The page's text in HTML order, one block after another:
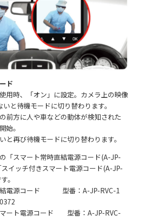
ド
用時、「オン」に設定。カメラ上の映像
と待機モードに切り替わります。
前方に人や車などの動体が検知された
始。
と再び待機モードに切り替わります。
「スマート常時直結電源コード(A-JP-
イッチ付きスマート電源コード(A-JP-
。
結電源コード 型番：A-JP-RVC-1
ート電源コード 型番：A-JP-RVC-